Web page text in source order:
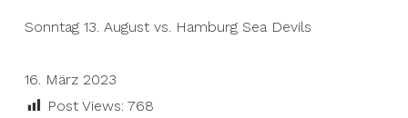
Sonntag 13. August vs. Hamburg Sea Devils
16. März 2023
Post Views: 768